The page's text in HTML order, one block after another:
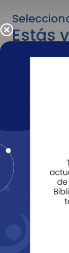
Estás
Para
adelante